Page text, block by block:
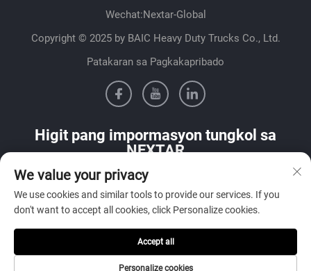
Wechat:Nextar-Global
Copyright © 2025 by BAIC Heavy Duty Trucks Co., Ltd.
Patakaran sa Pagkakapribado
Higit pang impormasyon tungkol sa
NEXTAR
Makipag-ugnayan sa aming sales team sa iyong bansa
Isumite
We value your privacy
We use cookies and similar tools to provide our services. If you
don't want to accept all cookies, click Personalize cookies.
Personalize cookies
Accept all